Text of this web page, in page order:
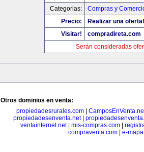
Categorias:
Compras y
Precio:
Realizar una oferta!
Visitar!
compradireta.com
Serán consideradas
Otros dominios en venta:
propiedadesrurales.com
propiedadesenventa.net
ventainternet.net| mis-compras.com|
compraventa.com
e-